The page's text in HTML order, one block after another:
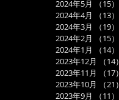
2024年5月
（15）
2024年4月
（13）
2024年3月
（19）
2024年2月
（15）
2024年1月
（14）
2023年12月
（14）
2023年11月
（17）
2023年10月
（21）
2023年9月
（11）